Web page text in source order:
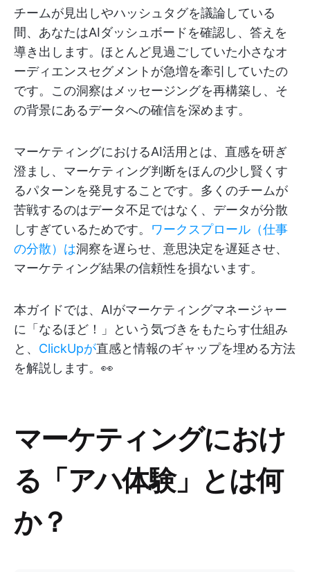
チームが見出しやハッシュタグを議論している
間、あなたはAIダッシュボードを確認し、答えを
導き出します。ほとんど見過ごしていた小さなオ
ーディエンスセグメントが急増を牽引していたの
です。この洞察はメッセージングを再構築し、そ
の背景にあるデータへの確信を深めます。
マーケティングにおけるAI活用とは、直感を研ぎ
澄まし、マーケティング判断をほんの少し賢くす
るパターンを発見することです。多くのチームが
苦戦するのはデータ不足ではなく、データが分散
しすぎているためです。 ワークスプロール（仕事
の分散）は洞察を遅らせ、意思決定を遅延させ、
マーケティング結果の信頼性を損ないます。
本ガイドでは、AIがマーケティングマネージャー
に「なるほど！」という気づきをもたらす仕組み
と、 ClickUpが直感と情報のギャップを埋める方法
を解説します。👀
マーケティングにおけ
る「アハ体験」とは何
か？